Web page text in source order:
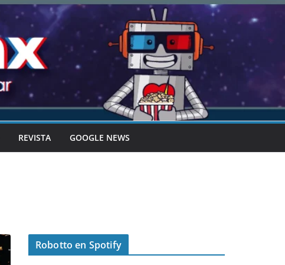
REVISTA GOOGLE NEWS
Robotto en Spotify